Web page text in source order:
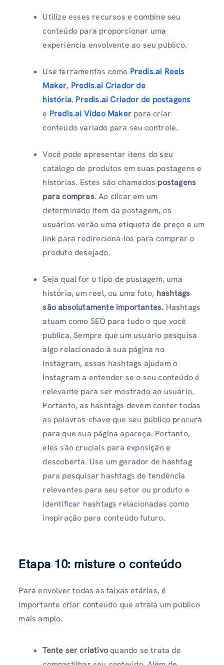
Utilize esses recursos e combine seu
conteúdo para proporcionar uma
experiência envolvente ao seu público.
Use ferramentas como Predis.ai Reels
Maker, Predis.ai Criador de
história, Predis.ai Criador de postagens
e Predis.ai Video Maker para criar
conteúdo variado para seu controle.
Você pode apresentar itens do seu
catálogo de produtos em suas postagens e
histórias. Estes são chamados postagens
para compras. Ao clicar em um
determinado item da postagem, os
usuários verão uma etiqueta de preço e um
link para redirecioná-los para comprar o
produto desejado.
Seja qual for o tipo de postagem, uma
história, um reel, ou uma foto, hashtags
são absolutamente importantes. Hashtags
atuam como SEO para tudo o que você
publica. Sempre que um usuário pesquisa
algo relacionado à sua página no
Instagram, essas hashtags ajudam o
Instagram a entender se o seu conteúdo é
relevante para ser mostrado ao usuário.
Portanto, as hashtags devem conter todas
as palavras-chave que seu público procura
para que sua página apareça. Portanto,
eles são cruciais para exposição e
descoberta. Use um gerador de hashtag
para pesquisar hashtags de tendência
relevantes para seu setor ou produto e
identificar hashtags relacionadas como
inspiração para conteúdo futuro.
Etapa 10: misture o conteúdo
Para envolver todas as faixas etárias, é
importante criar conteúdo que atraia um público
mais amplo.
Tente ser criativoquando se trata de